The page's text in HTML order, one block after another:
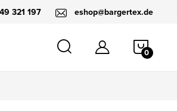
321 197 eshop@bargertex.de